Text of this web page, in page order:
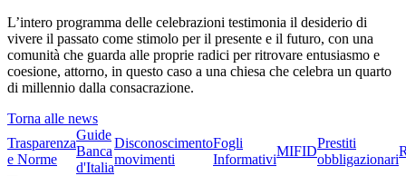
L’intero programma delle celebrazioni testimonia il desiderio di
vivere il passato come stimolo per il presente e il futuro, con una
comunità che guarda alle proprie radici per ritrovare entusiasmo e
coesione, attorno, in questo caso a una chiesa che celebra un quarto
di millennio dalla consacrazione.
Torna alle news
Trasparenza
e Norme
Guide
Banca
d'Italia
Disconoscimento
movimenti
Fogli
Informativi
MIFID
Prestiti
obbligazionari